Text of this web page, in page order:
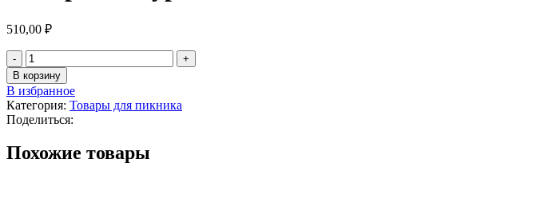
510,00 ₽
В корзину
В избранное
Категория: Товары для пикника
Поделиться:
Похожие товары